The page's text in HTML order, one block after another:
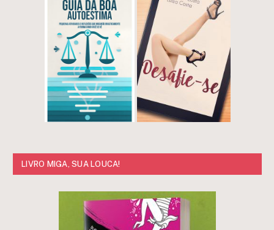
LIVRO MIGA, SUA LOUCA!